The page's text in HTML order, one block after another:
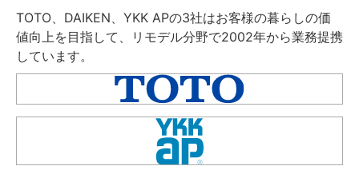
TOTO、DAIKEN、YKK APの3社はお客様の暮らしの価
値向上を目指して、リモデル分野で2002年から業務提携
しています。